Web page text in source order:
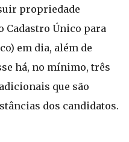
propriedade
Único para
em dia, além de
há, no mínimo, três
que são
dos candidatos.